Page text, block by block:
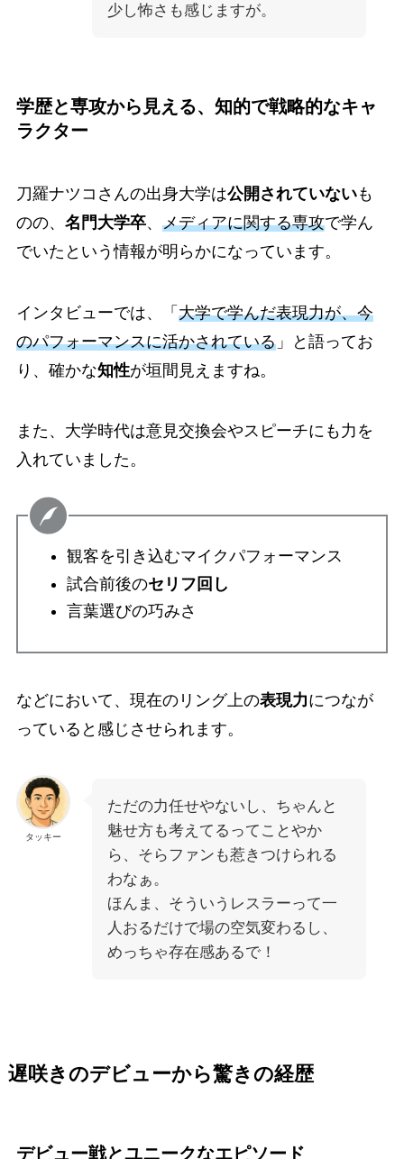
少し怖さも感じますが。
学歴と専攻から見える、知的で戦略的なキャ
ラクター
刀羅ナツコさんの出身大学は公開されていないも
のの、 名門大学卒、 メディアに関する専攻で学ん
でいたという情報が明らかになっています。
インタビューでは、「 大学で学んだ表現力が、今
のパフォーマンスに活かされている」と語ってお
り、確かな知性が垣間見えますね。
また、大学時代は意見交換会やスピーチにも力を
入れていました。
観客を引き込むマイクパフォーマンス
試合前後のセリフ回し
言葉選びの巧みさ
などにおいて、現在のリング上の表現力につなが
っていると感じさせられます。
タッキー
ただの力任せやないし、ちゃんと
魅せ方も考えてるってことやか
ら、そらファンも惹きつけられる
わなぁ。
ほんま、そういうレスラーって一
人おるだけで場の空気変わるし、
めっちゃ存在感あるで！
遅咲きのデビューから驚きの経歴
デビュー戦とユニークなエピソード